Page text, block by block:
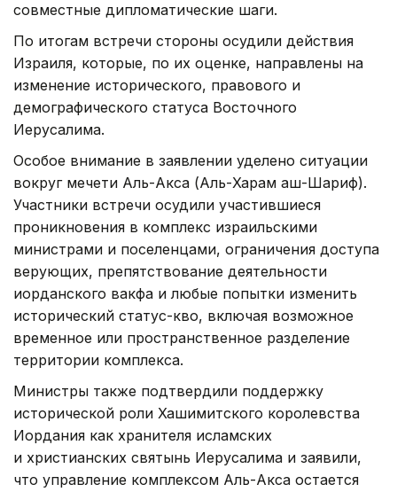
совместные дипломатические шаги.
По итогам встречи стороны осудили действия
Израиля, которые, по их оценке, направлены на
изменение исторического, правового и
демографического статуса Восточного
Иерусалима.
Особое внимание в заявлении уделено ситуации
вокруг мечети Аль-Акса (Аль-Харам аш-Шариф).
Участники встречи осудили участившиеся
проникновения в комплекс израильскими
министрами и поселенцами, ограничения доступа
верующих, препятствование деятельности
иорданского вакфа и любые попытки изменить
исторический статус-кво, включая возможное
временное или пространственное разделение
территории комплекса.
Министры также подтвердили поддержку
исторической роли Хашимитского королевства
Иордания как хранителя исламских
и христианских святынь Иерусалима и заявили,
что управление комплексом Аль-Акса остается